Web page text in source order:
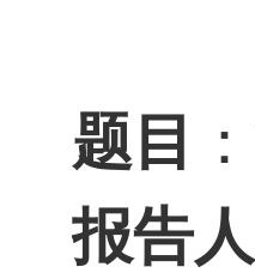
题目 ：
报告人